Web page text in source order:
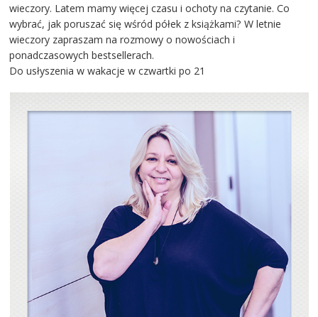
wieczory. Latem mamy więcej czasu i ochoty na czytanie. Co
wybrać, jak poruszać się wśród półek z książkami? W letnie
wieczory zapraszam na rozmowy o nowościach i
ponadczasowych bestsellerach.
Do usłyszenia w wakacje w czwartki po 21